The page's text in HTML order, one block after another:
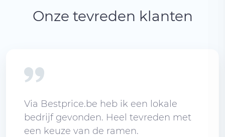
Onze tevreden klanten
Via Bestprice.be heb ik een lokale
bedrijf gevonden. Heel tevreden met
een keuze van de ramen.